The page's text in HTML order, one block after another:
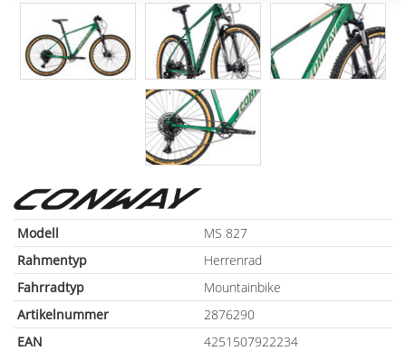
Modell
MS 827
Rahmentyp
Herrenrad
Fahrradtyp
Mountainbike
Artikelnummer
2876290
EAN
4251507922234